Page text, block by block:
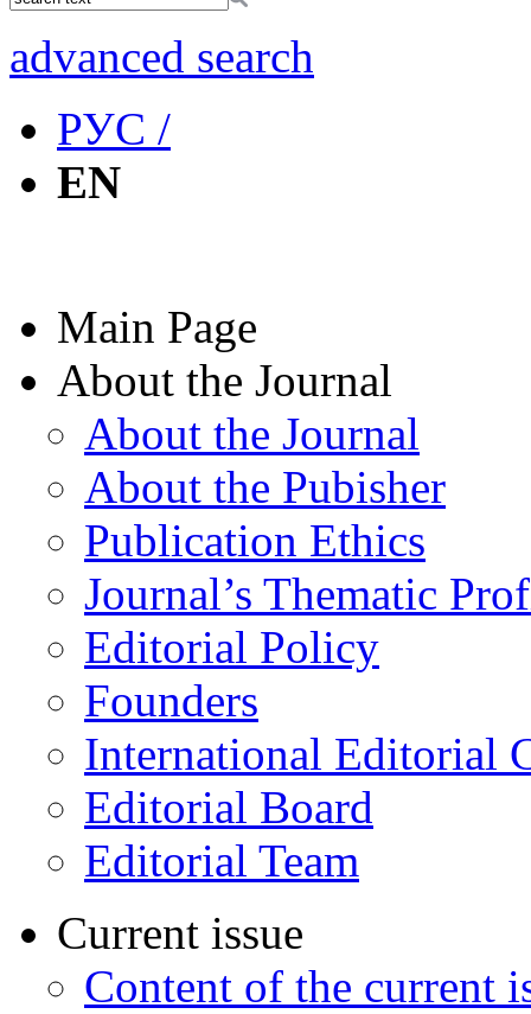
advanced search
РУС /
EN
Main Page
About the Journal
About the Journal
About the Pubisher
Publication Ethics
Journal’s Thematic
Editorial Policy
Founders
International Editorial
Editorial Board
Editorial Team
Current issue
Content of the current